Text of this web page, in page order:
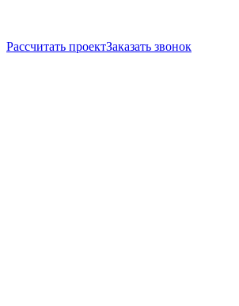
Рассчитать проектЗаказать звонок